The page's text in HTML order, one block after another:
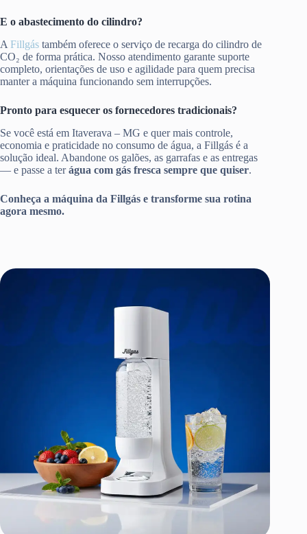
E o abastecimento do cilindro?
A Fillgás também oferece o serviço de recarga do cilindro de
CO₂ de forma prática. Nosso atendimento garante suporte
completo, orientações de uso e agilidade para quem precisa
manter a máquina funcionando sem interrupções.
Pronto para esquecer os fornecedores tradicionais?
Se você está em Itaverava – MG e quer mais controle,
economia e praticidade no consumo de água, a Fillgás é a
solução ideal. Abandone os galões, as garrafas e as entregas
— e passe a terágua com gás fresca sempre que quiser.
Conheça a máquina da Fillgás e transforme sua rotina
agora mesmo.